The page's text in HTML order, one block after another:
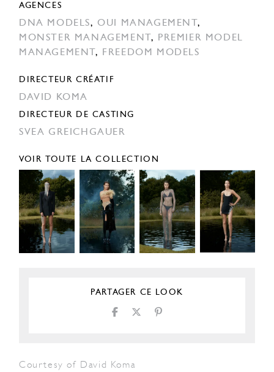
AGENCES
DNA MODELS,OUI MANAGEMENT ,
MONSTER MANAGEMENT ,
PREMIER MODEL
MANAGEMENT , FREEDOM MODELS
DIRECTEUR CRÉATIF
DAVID KOMA
DIRECTEUR DE CASTING
SVEA GREICHGAUER
VOIR TOUTE LA COLLECTION
PARTAGER CE LOOK
Courtesy of David Koma